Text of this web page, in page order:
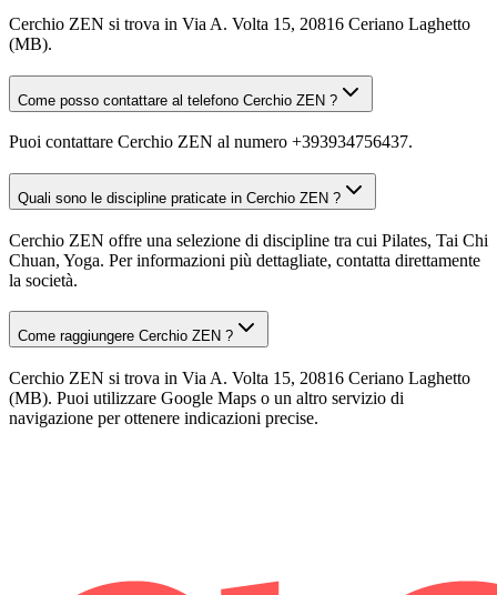
Cerchio ZEN si trova in Via A. Volta 15, 20816 Ceriano Laghetto
(MB).
Come posso contattare al telefono Cerchio ZEN ?
Puoi contattare Cerchio ZEN al numero +393934756437.
Quali sono le discipline praticate in Cerchio ZEN ?
Cerchio ZEN offre una selezione di discipline tra cui Pilates, Tai Chi
Chuan, Yoga. Per informazioni più dettagliate, contatta direttamente
la società.
Come raggiungere Cerchio ZEN ?
Cerchio ZEN si trova in Via A. Volta 15, 20816 Ceriano Laghetto
(MB). Puoi utilizzare Google Maps o un altro servizio di
navigazione per ottenere indicazioni precise.